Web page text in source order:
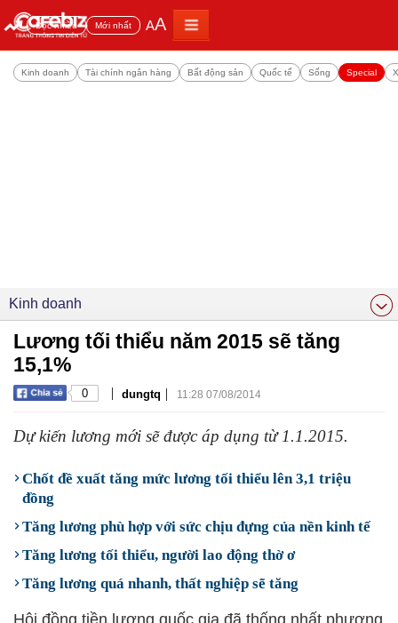
Đọc nhiều Mới nhất AA
Kinh doanh Tài chính ngân hàng Bất động sản Quốc tế Sống Special
Kinh doanh
Lương tối thiểu năm 2015 sẽ tăng
15,1%
0 | dungtq | 11:28 07/08/2014
Dự kiến lương mới sẽ được áp dụng từ 1.1.2015.
Chốt đề xuất tăng mức lương tối thiểu lên 3,1 triệu
đồng
Tăng lương phù hợp với sức chịu đựng của nền kinh tế
Tăng lương tối thiểu, người lao động thờ ơ
Tăng lương quá nhanh, thất nghiệp sẽ tăng
Hội đồng tiền lương quốc gia đã thống nhất phương